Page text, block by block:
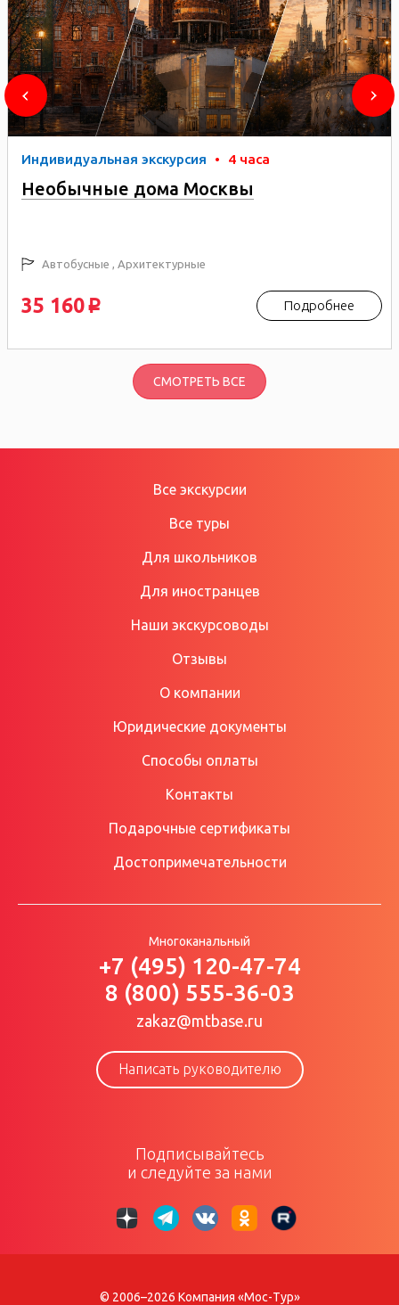
Индивидуальная экскурсия • 4 часа
Необычные дома Москвы
Автобусные , Архитектурные
35 160 p Подробнее
СМОТРЕТЬ ВСЕ
Все экскурсии
Все туры
Для школьников
Для иностранцев
Наши экскурсоводы
Отзывы
О компании
Юридические документы
Способы оплаты
Контакты
Подарочные сертификаты
Достопримечательности
Многоканальный
+7 (495) 120-47-74
8 (800) 555-36-03
zakaz@mtbase.ru
Написать руководителю
Подписывайтесь
и следуйте за нами
© 2006–2026 Компания «Мос-Тур»